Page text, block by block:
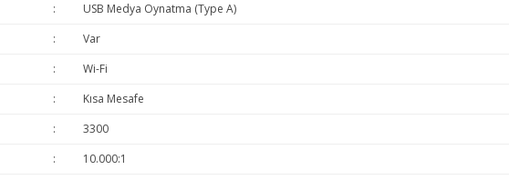
:
USB Medya Oynatma (Type A)
:
Var
:
Wi-Fi
:
Kısa Mesafe
:
3300
:
10.000:1